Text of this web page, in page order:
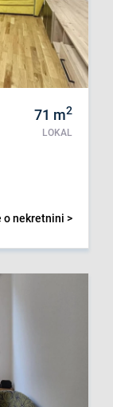
71 m2
LOKAL
o nekretnini >